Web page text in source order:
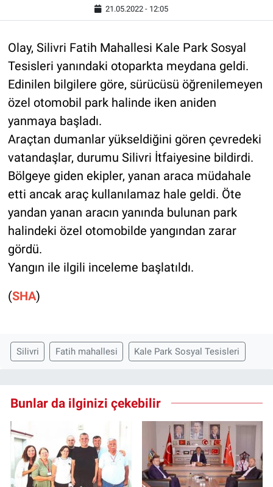
21.05.2022 - 12:05
Olay, Silivri Fatih Mahallesi Kale Park Sosyal
Tesisleri yanındaki otoparkta meydana geldi.
Edinilen bilgilere göre, sürücüsü öğrenilemeyen
özel otomobil park halinde iken aniden
yanmaya başladı.
Araçtan dumanlar yükseldiğini gören çevredeki
vatandaşlar, durumu Silivri İtfaiyesine bildirdi.
Bölgeye giden ekipler, yanan araca müdahale
etti ancak araç kullanılamaz hale geldi. Öte
yandan yanan aracın yanında bulunan park
halindeki özel otomobilde yangından zarar
gördü.
Yangın ile ilgili inceleme başlatıldı.
(SHA)
Silivri Fatih mahallesi Kale Park Sosyal Tesisleri
Bunlar da ilginizi çekebilir